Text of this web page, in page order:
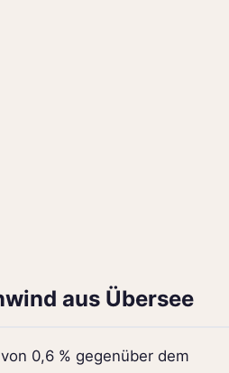
aus Übersee
0,6 % gegenüber dem